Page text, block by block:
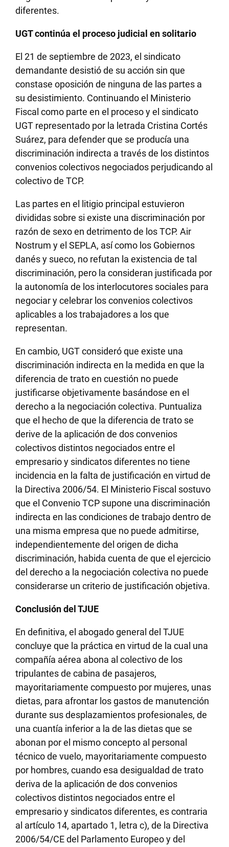
diferentes.
UGT continúa el proceso judicial en solitario
El 21 de septiembre de 2023, el sindicato
demandante desistió de su acción sin que
constase oposición de ninguna de las partes a
su desistimiento. Continuando el Ministerio
Fiscal como parte en el proceso y el sindicato
UGT representado por la letrada Cristina Cortés
Suárez, para defender que se producía una
discriminación indirecta a través de los distintos
convenios colectivos negociados perjudicando al
colectivo de TCP.
Las partes en el litigio principal estuvieron
divididas sobre si existe una discriminación por
razón de sexo en detrimento de los TCP. Air
Nostrum y el SEPLA, así como los Gobiernos
danés y sueco, no refutan la existencia de tal
discriminación, pero la consideran justificada por
la autonomía de los interlocutores sociales para
negociar y celebrar los convenios colectivos
aplicables a los trabajadores a los que
representan.
En cambio, UGT consideró que existe una
discriminación indirecta en la medida en que la
diferencia de trato en cuestión no puede
justificarse objetivamente basándose en el
derecho a la negociación colectiva. Puntualiza
que el hecho de que la diferencia de trato se
derive de la aplicación de dos convenios
colectivos distintos negociados entre el
empresario y sindicatos diferentes no tiene
incidencia en la falta de justificación en virtud de
la Directiva 2006/54. El Ministerio Fiscal sostuvo
que el Convenio TCP supone una discriminación
indirecta en las condiciones de trabajo dentro de
una misma empresa que no puede admitirse,
independientemente del origen de dicha
discriminación, habida cuenta de que el ejercicio
del derecho a la negociación colectiva no puede
considerarse un criterio de justificación objetiva.
Conclusión del TJUE
En definitiva, el abogado general del TJUE
concluye que la práctica en virtud de la cual una
compañía aérea abona al colectivo de los
tripulantes de cabina de pasajeros,
mayoritariamente compuesto por mujeres, unas
dietas, para afrontar los gastos de manutención
durante sus desplazamientos profesionales, de
una cuantía inferior a la de las dietas que se
abonan por el mismo concepto al personal
técnico de vuelo, mayoritariamente compuesto
por hombres, cuando esa desigualdad de trato
deriva de la aplicación de dos convenios
colectivos distintos negociados entre el
empresario y sindicatos diferentes, es contraria
al artículo 14, apartado 1, letra c), de la Directiva
2006/54/CE del Parlamento Europeo y del